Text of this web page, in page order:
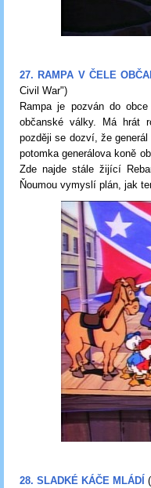
27. RAMPA V ČELE
Civil War")
Rampa je pozván do
občanské války. Má hrát
později se dozví, že
potomka generálova koně
Zde najde stále žijící
Ňoumou vymyslí plán, jak
28. SLADKÉ KÁČE MLÁDÍ